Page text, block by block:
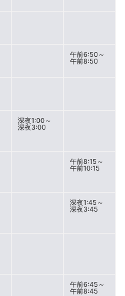
午前6:50～
午前8:50
深夜1:00～
深夜3:00
午前8:15～
午前10:15
深夜1:45～
深夜3:45
午前6:45～
午前8:45